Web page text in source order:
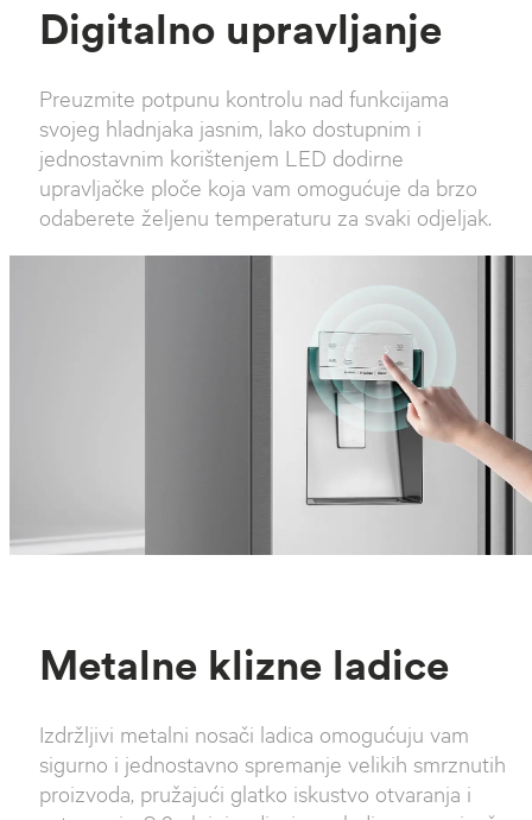
Digitalno upravljanje
Preuzmite potpunu kontrolu nad funkcijama
svojeg hladnjaka jasnim, lako dostupnim i
jednostavnim korištenjem LED dodirne
upravljačke ploče koja vam omogućuje da brzo
odaberete željenu temperaturu za svaki odjeljak.
Metalne klizne ladice
Izdržljivi metalni nosači ladica omogućuju vam
sigurno i jednostavno spremanje velikih smrznutih
proizvoda, pružajući glatko iskustvo otvaranja i